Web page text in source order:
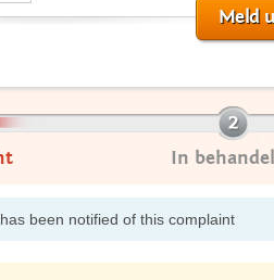
Meld
In
has been notified of this complaint